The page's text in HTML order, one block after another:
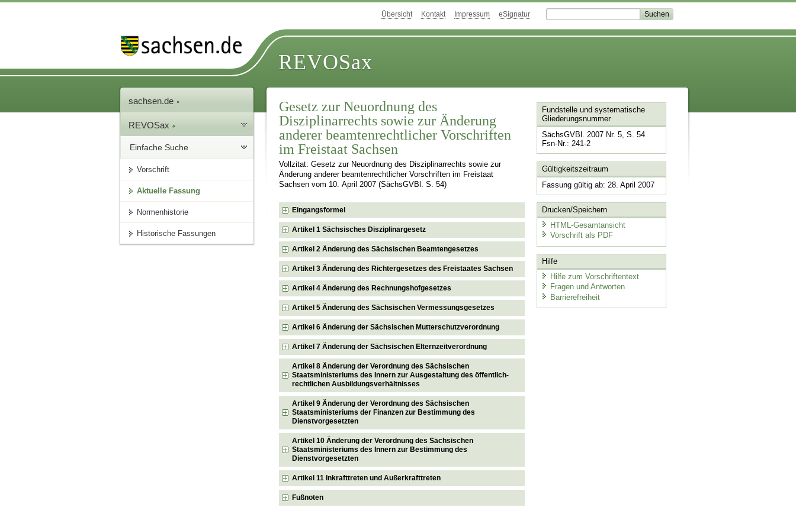
Übersicht Kontakt Impressum eSignatur
REVOSax
sachsen.de
REVOSax
Einfache Suche
Vorschrift
Aktuelle Fassung
Normenhistorie
Historische Fassungen
Gesetz zur Neuordnung des
Disziplinarrechts sowie zur Änderung
anderer beamtenrechtlicher Vorschriften
im Freistaat Sachsen
Vollzitat: Gesetz zur Neuordnung des Disziplinarrechts sowie zur
Änderung anderer beamtenrechtlicher Vorschriften im Freistaat
Sachsen vom 10. April 2007 (SächsGVBl. S. 54)
Eingangsformel
Artikel 1 Sächsisches Disziplinargesetz
Artikel 2 Änderung des Sächsischen Beamtengesetzes
Artikel 3 Änderung des Richtergesetzes des Freistaates Sachsen
Artikel 4 Änderung des Rechnungshofgesetzes
Artikel 5 Änderung des Sächsischen Vermessungsgesetzes
Artikel 6 Änderung der Sächsischen Mutterschutzverordnung
Artikel 7 Änderung der Sächsischen Elternzeitverordnung
Artikel 8 Änderung der Verordnung des Sächsischen
Staatsministeriums des Innern zur Ausgestaltung des öffentlich-
rechtlichen Ausbildungsverhältnisses
Artikel 9 Änderung der Verordnung des Sächsischen
Staatsministeriums der Finanzen zur Bestimmung des
Dienstvorgesetzten
Artikel 10 Änderung der Verordnung des Sächsischen
Staatsministeriums des Innern zur Bestimmung des
Dienstvorgesetzten
Artikel 11 Inkrafttreten und Außerkrafttreten
Fußnoten
Fundstelle und systematische
Gliederungsnummer
SächsGVBl. 2007 Nr. 5, S. 54
Fsn-Nr.: 241-2
Gültigkeitszeitraum
Fassung gültig ab: 28. April 2007
Drucken/Speichern
HTML-Gesamtansicht
Vorschrift als PDF
Hilfe
Hilfe zum Vorschriftentext
Fragen und Antworten
Barrierefreiheit